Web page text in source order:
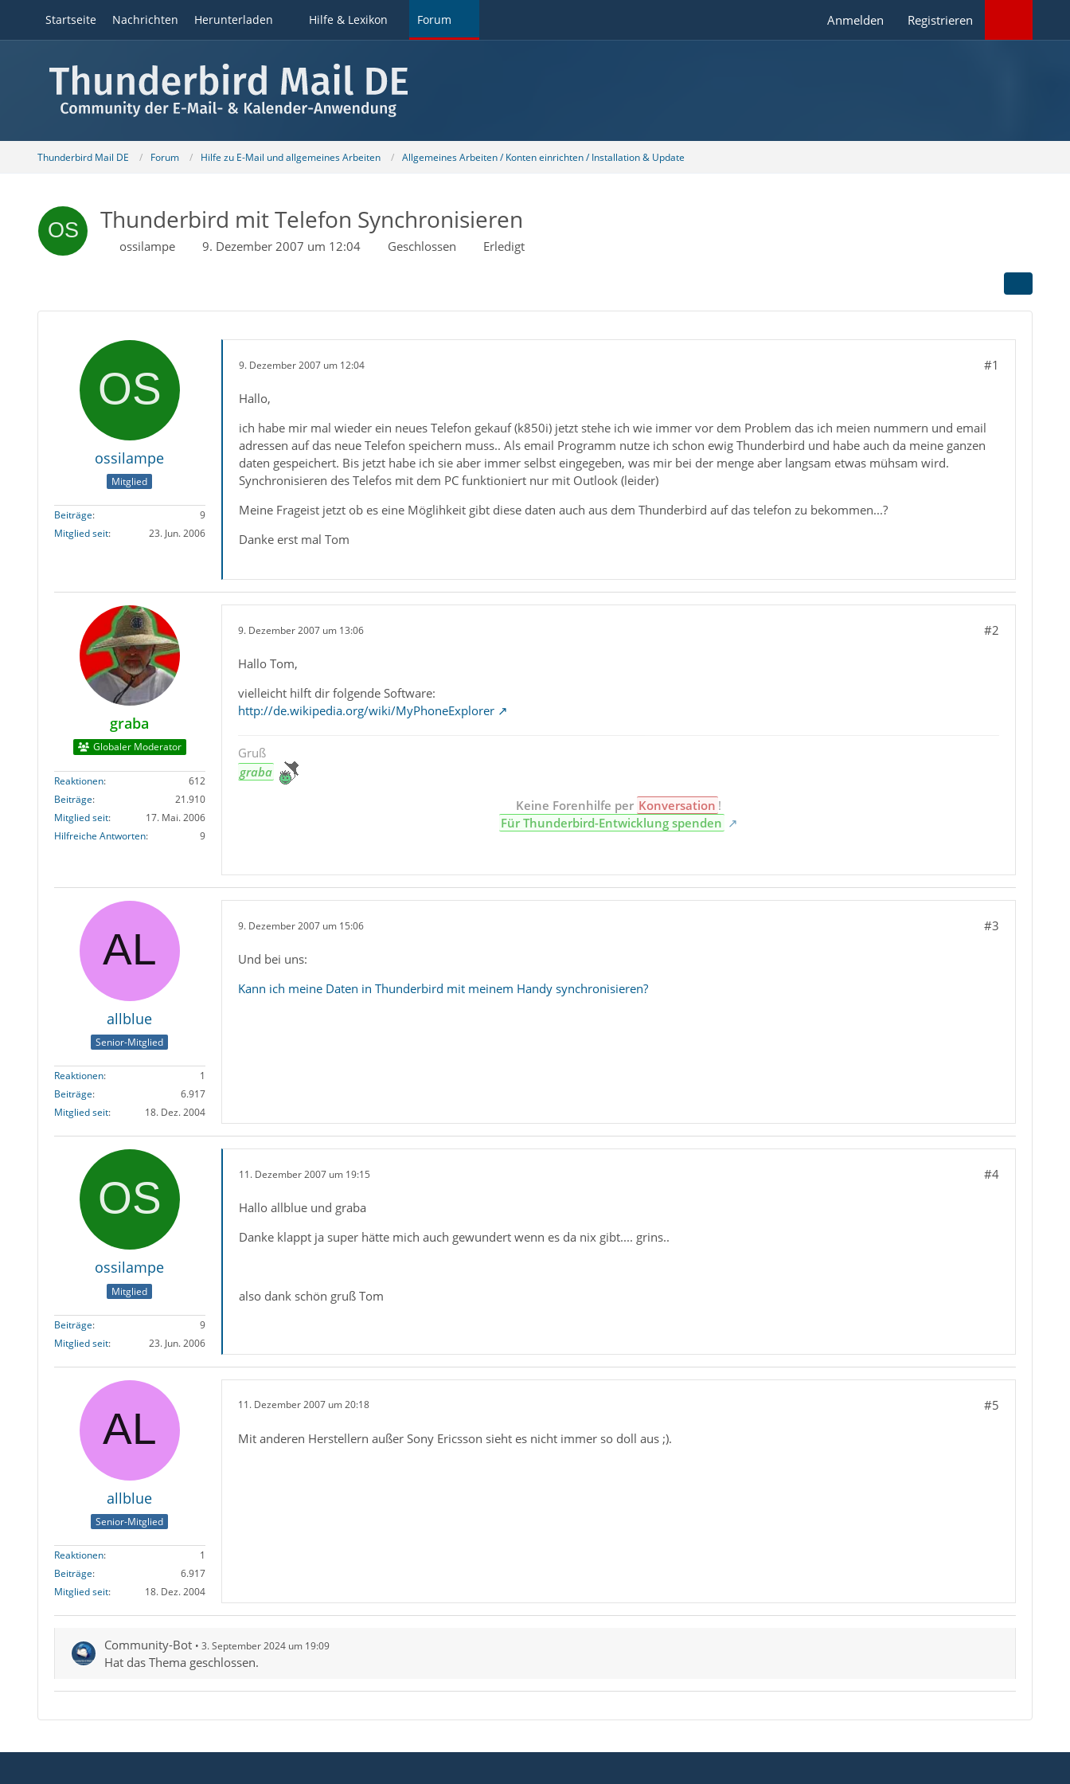
Startseite Nachrichten Herunterladen Hilfe & Lexikon Forum Anmelden Registrieren
Thunderbird Mail DE Forum Hilfe zu E-Mail und allgemeines Arbeiten Allgemeines Arbeiten / Konten einrichten / Installation & Update
Thunderbird mit Telefon Synchronisieren
ossilampe 9. Dezember 2007 um 12:04 Geschlossen Erledigt
ossilampe
Mitglied
Beiträge
9
Mitglied seit
23. Jun. 2006
9. Dezember 2007 um 12:04 #1
Hallo,
ich habe mir mal wieder ein neues Telefon gekauf (k850i) jetzt stehe ich wie immer vor dem Problem das ich meien nummern und email
adressen auf das neue Telefon speichern muss.. Als email Programm nutze ich schon ewig Thunderbird und habe auch da meine ganzen
daten gespeichert. Bis jetzt habe ich sie aber immer selbst eingegeben, was mir bei der menge aber langsam etwas mühsam wird.
Synchronisieren des Telefos mit dem PC funktioniert nur mit Outlook (leider)
Meine Frageist jetzt ob es eine Möglihkeit gibt diese daten auch aus dem Thunderbird auf das telefon zu bekommen...?
Danke erst mal Tom
graba
Globaler Moderator
Reaktionen
612
Beiträge
21.910
Mitglied seit
17. Mai. 2006
Hilfreiche Antworten
9
9. Dezember 2007 um 13:06 #2
Hallo Tom,
vielleicht hilft dir folgende Software:
http://de.wikipedia.org/wiki/MyPhoneExplorer
Gruß
graba
Keine Forenhilfe per Konversation !
Für Thunderbird-Entwicklung spenden
allblue
Senior-Mitglied
Reaktionen
1
Beiträge
6.917
Mitglied seit
18. Dez. 2004
9. Dezember 2007 um 15:06 #3
Und bei uns:
Kann ich meine Daten in Thunderbird mit meinem Handy synchronisieren?
ossilampe
Mitglied
Beiträge
9
Mitglied seit
23. Jun. 2006
11. Dezember 2007 um 19:15 #4
Hallo allblue und graba
Danke klappt ja super hätte mich auch gewundert wenn es da nix gibt.... grins..
also dank schön gruß Tom
allblue
Senior-Mitglied
Reaktionen
1
Beiträge
6.917
Mitglied seit
18. Dez. 2004
11. Dezember 2007 um 20:18 #5
Mit anderen Herstellern außer Sony Ericsson sieht es nicht immer so doll aus ;).
Community-Bot 3. September 2024 um 19:09
Hat das Thema geschlossen.